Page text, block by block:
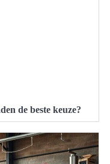
de beste keuze?